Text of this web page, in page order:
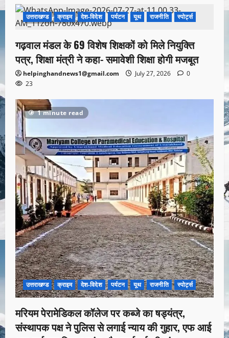
1 minute read
उत्तराखण्ड क्राइम देश-विदेश पर्यटन यूथ राजनीति स्पोर्ट्स
गढ़वाल मंडल के 69 विशेष शिक्षकों को मिले नियुक्ति
पत्र, शिक्षा मंत्री ने कहा- समावेशी शिक्षा होगी मजबूत
helpinghandnews1@gmail.com July 27, 2026
0
23
1 minute read
उत्तराखण्ड क्राइम देश-विदेश पर्यटन यूथ राजनीति स्पोर्ट्स
मरियम पेरामेडिकल कॉलेज पर कब्जे का षड्यंत्र,
संस्थापक पक्ष ने पुलिस से लगाई न्याय की गुहार, एफ आई